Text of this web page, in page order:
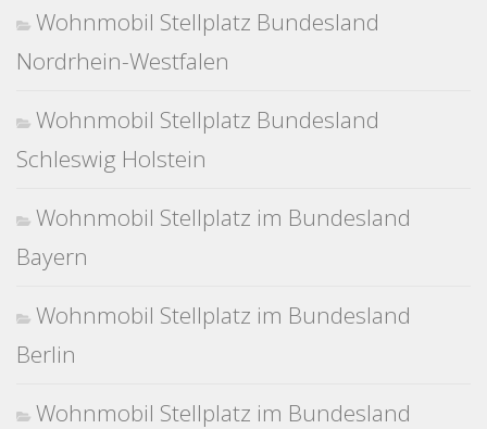
Wohnmobil Stellplatz Bundesland
Nordrhein-Westfalen
Wohnmobil Stellplatz Bundesland
Schleswig Holstein
Wohnmobil Stellplatz im Bundesland
Bayern
Wohnmobil Stellplatz im Bundesland
Berlin
Wohnmobil Stellplatz im Bundesland